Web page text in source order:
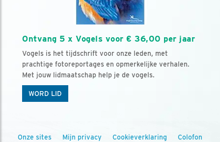
Ontvang 5 x Vogels voor € 36,00 per jaar
Vogels is het tijdschrift voor onze leden, met
prachtige fotoreportages en opmerkelijke verhalen.
Met jouw lidmaatschap help je de vogels.
WORD LID
Onze sites Mijn privacy Cookieverklaring Colofon